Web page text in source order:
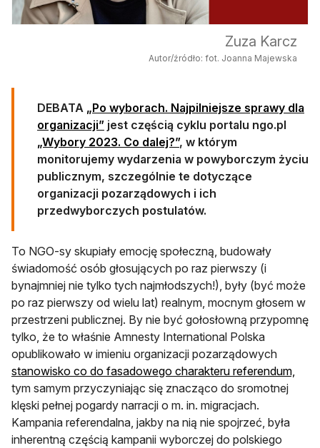
Zuza Karcz
Autor/źródło: fot. Joanna Majewska
DEBATA „Po wyborach. Najpilniejsze sprawy dla
organizacji” jest częścią cyklu portalu ngo.pl
„Wybory 2023. Co dalej?”, w którym
monitorujemy wydarzenia w powyborczym życiu
publicznym, szczególnie te dotyczące
organizacji pozarządowych i ich
przedwyborczych postulatów.
To NGO-sy skupiały emocję społeczną, budowały
świadomość osób głosujących po raz pierwszy (i
bynajmniej nie tylko tych najmłodszych!), były (być może
po raz pierwszy od wielu lat) realnym, mocnym głosem w
przestrzeni publicznej. By nie być gołosłowną przypomnę
tylko, że to właśnie Amnesty International Polska
opublikowało w imieniu organizacji pozarządowych
stanowisko co do fasadowego charakteru referendum,
tym samym przyczyniając się znacząco do sromotnej
klęski pełnej pogardy narracji o m. in. migracjach.
Kampania referendalna, jakby na nią nie spojrzeć, była
inherentną częścią kampanii wyborczej do polskiego